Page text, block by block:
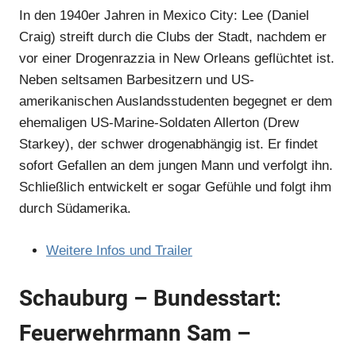
In den 1940er Jahren in Mexico City: Lee (Daniel
Craig) streift durch die Clubs der Stadt, nachdem er
vor einer Drogenrazzia in New Orleans geflüchtet ist.
Neben seltsamen Barbesitzern und US-
amerikanischen Auslandsstudenten begegnet er dem
ehemaligen US-Marine-Soldaten Allerton (Drew
Starkey), der schwer drogenabhängig ist. Er findet
sofort Gefallen an dem jungen Mann und verfolgt ihn.
Schließlich entwickelt er sogar Gefühle und folgt ihm
durch Südamerika.
Weitere Infos und Trailer
Schauburg – Bundesstart:
Feuerwehrmann Sam –